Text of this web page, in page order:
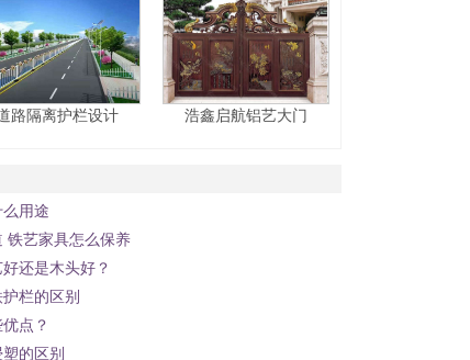
路隔离护栏设计 浩鑫启航铝艺大门
用途
铁艺家具怎么保养
还是木头好？
栏的区别
点？
的区别